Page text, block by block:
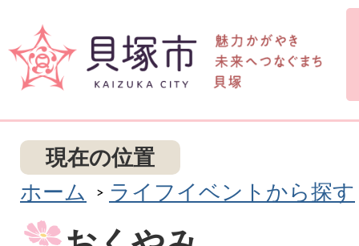
現在の位置
ホーム
ライフイベントから探す